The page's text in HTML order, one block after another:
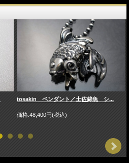
tosakin ペンダント／土佐錦魚 シ...
価格:48,400円(税込)